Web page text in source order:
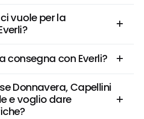
vuole per la
consegna con Everli?
Donnavera, Capellini
e voglio dare